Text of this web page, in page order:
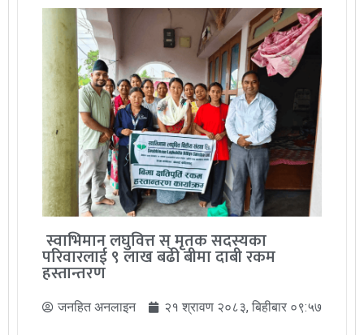
स्वाभिमान लघुवित्त स् मृतक सदस्यका
परिवारलाई ९ लाख बढी बीमा दाबी रकम
हस्तान्तरण
जनहित अनलाइन २१ श्रावण २०८३, बिहीबार ०९:५७